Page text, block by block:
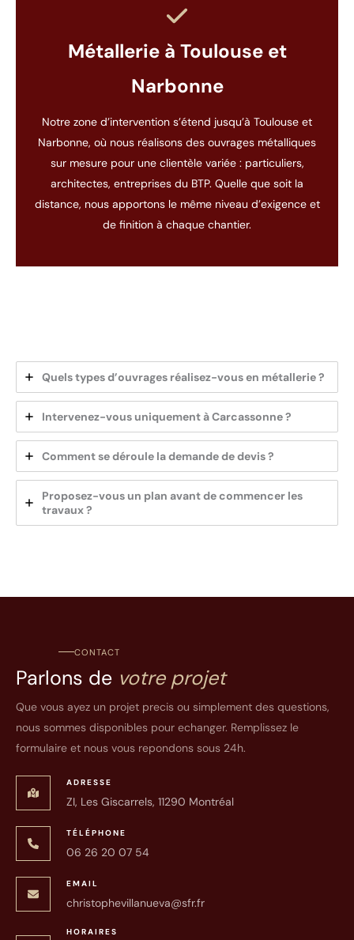
Métallerie à Toulouse et
Narbonne
Notre zone d’intervention s’étend jusqu’à Toulouse et
Narbonne, où nous réalisons des ouvrages métalliques
sur mesure pour une clientèle variée : particuliers,
architectes, entreprises du BTP. Quelle que soit la
distance, nous apportons le même niveau d’exigence et
de finition à chaque chantier.
Quels types d’ouvrages réalisez-vous en métallerie ?
Intervenez-vous uniquement à Carcassonne ?
Comment se déroule la demande de devis ?
Proposez-vous un plan avant de commencer les
travaux ?
CONTACT
Parlons de votre projet
Que vous ayez un projet precis ou simplement des questions,
nous sommes disponibles pour echanger. Remplissez le
formulaire et nous vous repondons sous 24h.
ADRESSE
ZI, Les Giscarrels, 11290 Montréal
TÉLÉPHONE
06 26 20 07 54
EMAIL
christophevillanueva@sfr.fr
HORAIRES